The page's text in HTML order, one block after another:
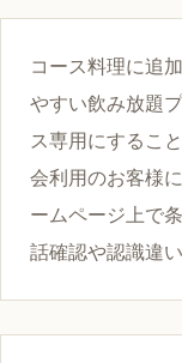
コース料理に追
やすい飲み放題
ス専用にするこ
会利用のお客様
ームページ上で
話確認や認識違